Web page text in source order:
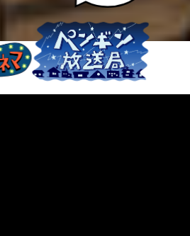
み
て
ね
る